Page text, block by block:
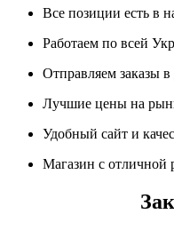
Все позиции есть в
Работаем по всей
Отправляем заказы
Лучшие цены на
Удобный сайт и
Магазин с отличной